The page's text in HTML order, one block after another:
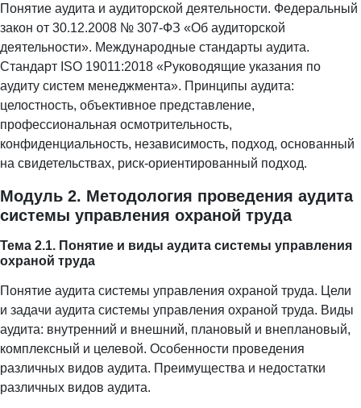
Понятие аудита и аудиторской деятельности. Федеральный
закон от 30.12.2008 № 307-ФЗ «Об аудиторской
деятельности». Международные стандарты аудита.
Стандарт ISO 19011:2018 «Руководящие указания по
аудиту систем менеджмента». Принципы аудита:
целостность, объективное представление,
профессиональная осмотрительность,
конфиденциальность, независимость, подход, основанный
на свидетельствах, риск-ориентированный подход.
Модуль 2. Методология проведения аудита
системы управления охраной труда
Тема 2.1. Понятие и виды аудита системы управления
охраной труда
Понятие аудита системы управления охраной труда. Цели
и задачи аудита системы управления охраной труда. Виды
аудита: внутренний и внешний, плановый и внеплановый,
комплексный и целевой. Особенности проведения
различных видов аудита. Преимущества и недостатки
различных видов аудита.